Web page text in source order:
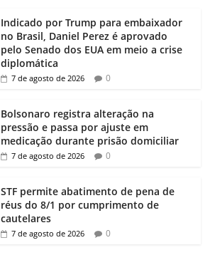
Indicado por Trump para embaixador
no Brasil, Daniel Perez é aprovado
pelo Senado dos EUA em meio a crise
diplomática
7 de agosto de 2026 0
Bolsonaro registra alteração na
pressão e passa por ajuste em
medicação durante prisão domiciliar
7 de agosto de 2026 0
STF permite abatimento de pena de
réus do 8/1 por cumprimento de
cautelares
7 de agosto de 2026 0